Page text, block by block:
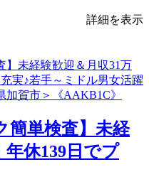
詳細を表示
簡単検査】未経
年休139日でプ